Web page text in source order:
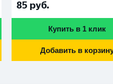
85 руб.
Купить в 1 клик
Добавить в